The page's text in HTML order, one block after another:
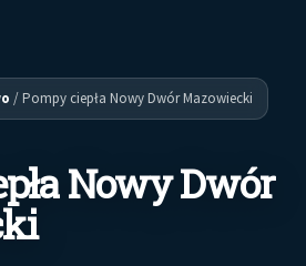
/Pompy ciepła Nowy Dwór Mazowiecki
Nowy Dwór